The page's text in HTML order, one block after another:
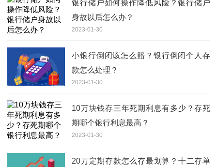
银行储户如何操作降低风险？银行储户
身故以后怎么办？
2023-01-30
小银行倒闭该怎么赔？银行倒闭个人存
款怎么处理？
2023-01-30
10万块钱存三年死期利息有多少？存死
期哪个银行利息最高？
2023-01-30
20万定期存款怎么存最划算？十二存单